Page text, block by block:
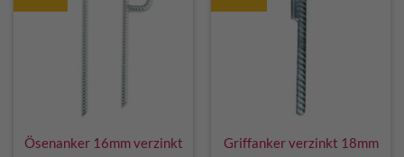
Ösenanker 16mm verzinkt
Griffanker verzinkt 18mm